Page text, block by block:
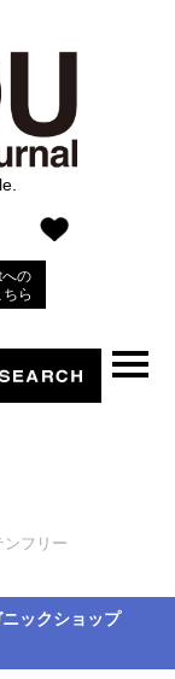
の
ら
フリー
ックショップ